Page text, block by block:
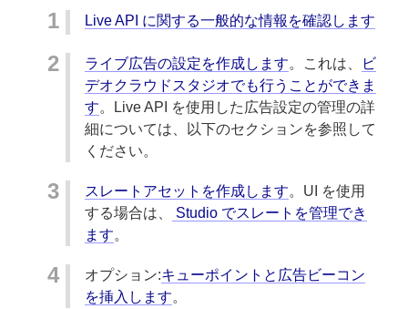
Live API に関する一般的な情報を確認します
ライブ広告の設定を作成します。これは、
ビ
デオクラウドスタジオでも行うことができま
す。Live API を使用した広告設定の管理の詳
細については、以下のセクションを参照して
ください。
スレートアセットを作成します。UI を使用
する場合は、
Studio でスレートを管理でき
ます。
オプション:キューポイントと広告ビーコン
を挿入します。